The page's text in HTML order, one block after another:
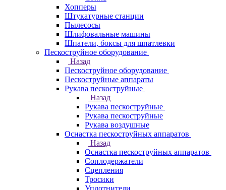
Хопперы
Штукатурные станции
Пылесосы
Шлифовальные машины
Шпатели, боксы для шпатлевки
Пескоструйное оборудование
Назад
Пескоструйное оборудование
Пескоструйные аппараты
Рукава пескоструйные
Назад
Рукава пескоструйные
Рукава пескоструйные
Рукава воздушные
Оснастка пескоструйных аппаратов
Назад
Оснастка пескоструйных аппаратов
Соплодержатели
Сцепления
Тросики
Уплотнители